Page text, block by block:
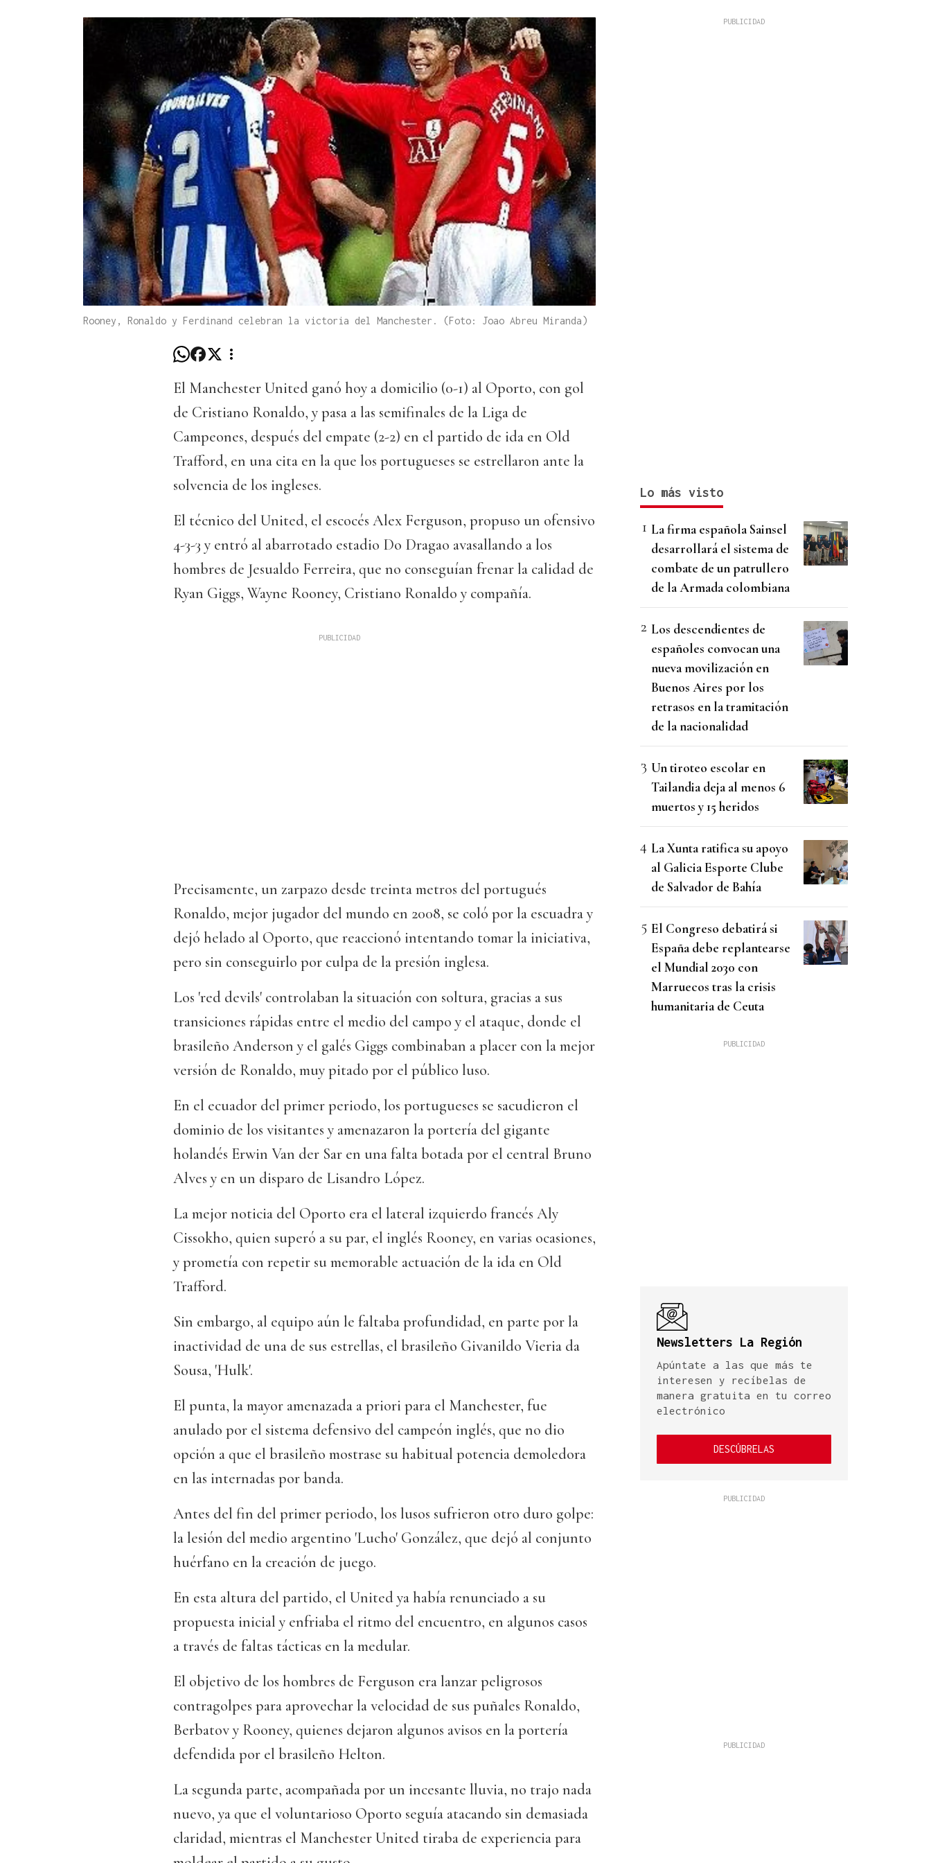
Rooney, Ronaldo y Ferdinand celebran la victoria del Manchester. (Foto: Joao Abreu Miranda)
El Manchester United ganó hoy a domicilio (0-1) al Oporto, con gol
de Cristiano Ronaldo, y pasa a las semifinales de la Liga de
Campeones, después del empate (2-2) en el partido de ida en Old
Trafford, en una cita en la que los portugueses se estrellaron ante la
solvencia de los ingleses.
El técnico del United, el escocés Alex Ferguson, propuso un ofensivo
4-3-3 y entró al abarrotado estadio Do Dragao avasallando a los
hombres de Jesualdo Ferreira, que no conseguían frenar la calidad de
Ryan Giggs, Wayne Rooney, Cristiano Ronaldo y compañía.
Precisamente, un zarpazo desde treinta metros del portugués
Ronaldo, mejor jugador del mundo en 2008, se coló por la escuadra y
dejó helado al Oporto, que reaccionó intentando tomar la iniciativa,
pero sin conseguirlo por culpa de la presión inglesa.
Los 'red devils' controlaban la situación con soltura, gracias a sus
transiciones rápidas entre el medio del campo y el ataque, donde el
brasileño Anderson y el galés Giggs combinaban a placer con la mejor
versión de Ronaldo, muy pitado por el público luso.
En el ecuador del primer periodo, los portugueses se sacudieron el
dominio de los visitantes y amenazaron la portería del gigante
holandés Erwin Van der Sar en una falta botada por el central Bruno
Alves y en un disparo de Lisandro López.
La mejor noticia del Oporto era el lateral izquierdo francés Aly
Cissokho, quien superó a su par, el inglés Rooney, en varias ocasiones,
y prometía con repetir su memorable actuación de la ida en Old
Trafford.
Sin embargo, al equipo aún le faltaba profundidad, en parte por la
inactividad de una de sus estrellas, el brasileño Givanildo Vieria da
Sousa, 'Hulk'.
El punta, la mayor amenazada a priori para el Manchester, fue
anulado por el sistema defensivo del campeón inglés, que no dio
opción a que el brasileño mostrase su habitual potencia demoledora
en las internadas por banda.
Antes del fin del primer periodo, los lusos sufrieron otro duro golpe:
la lesión del medio argentino 'Lucho' González, que dejó al conjunto
huérfano en la creación de juego.
En esta altura del partido, el United ya había renunciado a su
propuesta inicial y enfriaba el ritmo del encuentro, en algunos casos
a través de faltas tácticas en la medular.
El objetivo de los hombres de Ferguson era lanzar peligrosos
contragolpes para aprovechar la velocidad de sus puñales Ronaldo,
Berbatov y Rooney, quienes dejaron algunos avisos en la portería
defendida por el brasileño Helton.
La segunda parte, acompañada por un incesante lluvia, no trajo nada
nuevo, ya que el voluntarioso Oporto seguía atacando sin demasiada
claridad, mientras el Manchester United tiraba de experiencia para
Lo más visto
La firma española Sainsel
desarrollará el sistema de
combate de un patrullero
de la Armada colombiana
Los descendientes de
españoles convocan una
nueva movilización en
Buenos Aires por los
retrasos en la tramitación
de la nacionalidad
Un tiroteo escolar en
Tailandia deja al menos 6
muertos y 15 heridos
La Xunta ratifica su apoyo
al Galicia Esporte Clube
de Salvador de Bahía
El Congreso debatirá si
España debe replantearse
el Mundial 2030 con
Marruecos tras la crisis
humanitaria de Ceuta
Newsletters La Región
Apúntate a las que más te
interesen y recíbelas de
manera gratuita en tu correo
electrónico
DESCÚBRELAS